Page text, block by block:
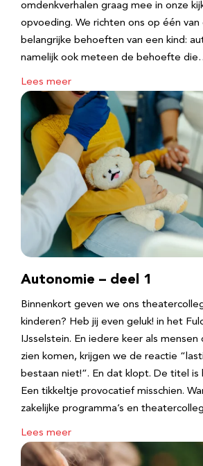
omdenkverhalen graag mee in onze
opvoeding. We richten ons op één
belangrijke behoeften van een kind:
namelijk ook meteen de behoefte
Lees meer
Autonomie – deel 1
Binnenkort geven we ons
kinderen? Heb jij even geluk! in het
IJsselstein. En iedere keer als
zien komen, krijgen we de reactie
bestaan niet!”. En dat klopt. De titel is
Een tikkeltje provocatief misschien.
zakelijke programma’s en
Lees meer